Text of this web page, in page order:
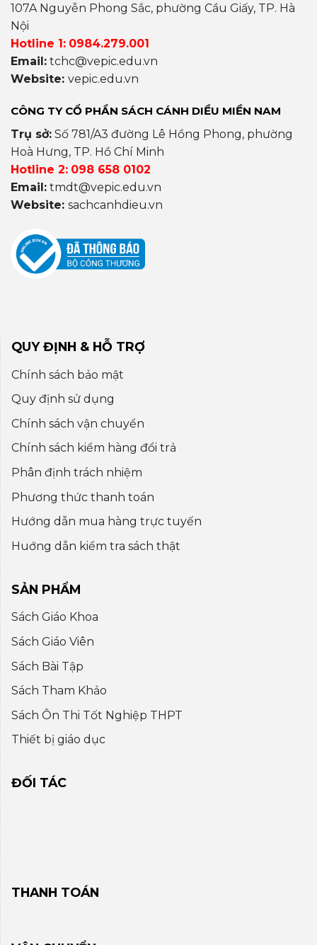
107A Nguyễn Phong Sắc, phường Cầu Giấy, TP. Hà
Nội
Hotline 1: 0984.279.001
Email: tchc@vepic.edu.vn
Website: vepic.edu.vn
CÔNG TY CỔ PHẦN SÁCH CÁNH DIỀU MIỀN NAM
Trụ sở: Số 781/A3 đường Lê Hồng Phong, phường
Hoà Hưng, TP. Hồ Chí Minh
Hotline 2: 098 658 0102
Email: tmdt@vepic.edu.vn
Website: sachcanhdieu.vn
QUY ĐỊNH & HỖ TRỢ
Chính sách bảo mật
Quy định sử dụng
Chính sách vận chuyển
Chính sách kiểm hàng đổi trả
Phân định trách nhiệm
Phương thức thanh toán
Hướng dẫn mua hàng trực tuyến
Huớng dẫn kiểm tra sách thật
SẢN PHẨM
Sách Giáo Khoa
Sách Giáo Viên
Sách Bài Tập
Sách Tham Khảo
Sách Ôn Thi Tốt Nghiệp THPT
Thiết bị giáo dục
ĐỐI TÁC
THANH TOÁN